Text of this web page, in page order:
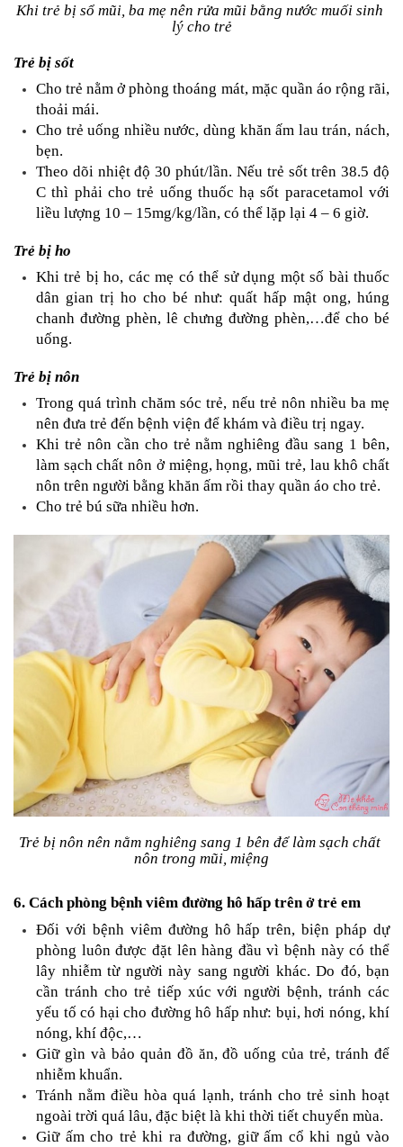
Khi trẻ bị sổ mũi, ba mẹ nên rửa mũi bằng nước muối sinh
lý cho trẻ
Trẻ bị sốt
Cho trẻ nằm ở phòng thoáng mát, mặc quần áo rộng rãi,
thoải mái.
Cho trẻ uống nhiều nước, dùng khăn ấm lau trán, nách,
bẹn.
Theo dõi nhiệt độ 30 phút/lần. Nếu trẻ sốt trên 38.5 độ
C thì phải cho trẻ uống thuốc hạ sốt paracetamol với
liều lượng 10 – 15mg/kg/lần, có thể lặp lại 4 – 6 giờ.
Trẻ bị ho
Khi trẻ bị ho, các mẹ có thể sử dụng một số bài thuốc
dân gian trị ho cho bé như: quất hấp mật ong, húng
chanh đường phèn, lê chưng đường phèn,…để cho bé
uống.
Trẻ bị nôn
Trong quá trình chăm sóc trẻ, nếu trẻ nôn nhiều ba mẹ
nên đưa trẻ đến bệnh viện để khám và điều trị ngay.
Khi trẻ nôn cần cho trẻ nằm nghiêng đầu sang 1 bên,
làm sạch chất nôn ở miệng, họng, mũi trẻ, lau khô chất
nôn trên người bằng khăn ấm rồi thay quần áo cho trẻ.
Cho trẻ bú sữa nhiều hơn.
Trẻ bị nôn nên nằm nghiêng sang 1 bên để làm sạch chất
nôn trong mũi, miệng
6. Cách phòng bệnh viêm đường hô hấp trên ở trẻ em
Đối với bệnh viêm đường hô hấp trên, biện pháp dự
phòng luôn được đặt lên hàng đầu vì bệnh này có thể
lây nhiễm từ người này sang người khác. Do đó, bạn
cần tránh cho trẻ tiếp xúc với người bệnh, tránh các
yếu tố có hại cho đường hô hấp như: bụi, hơi nóng, khí
nóng, khí độc,…
Giữ gìn và bảo quản đồ ăn, đồ uống của trẻ, tránh để
nhiễm khuẩn.
Tránh nằm điều hòa quá lạnh, tránh cho trẻ sinh hoạt
ngoài trời quá lâu, đặc biệt là khi thời tiết chuyển mùa.
Giữ ấm cho trẻ khi ra đường, giữ ấm cổ khi ngủ vào